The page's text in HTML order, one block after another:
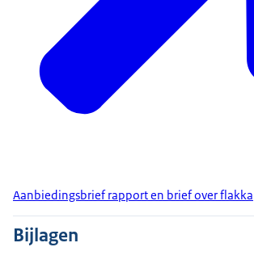
Aanbiedingsbrief rapport en brief over flakka
Bijlagen